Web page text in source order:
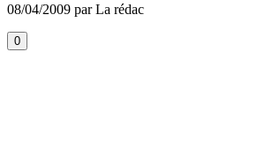
08/04/2009 par La rédac
0